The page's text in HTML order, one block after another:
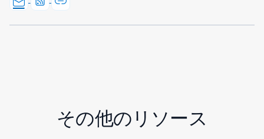
その他のリソース